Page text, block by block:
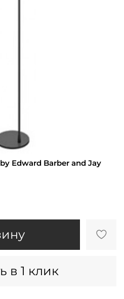
Edward Barber and Jay
в 1 клик